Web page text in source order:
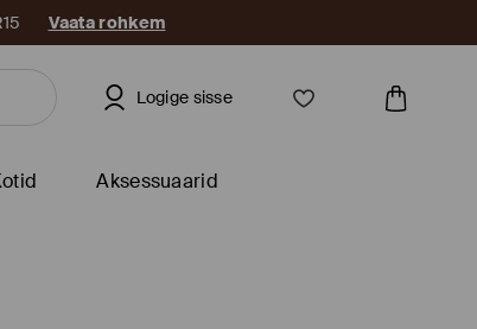
Vaata rohkem
Logige sisse
Aksessuaarid